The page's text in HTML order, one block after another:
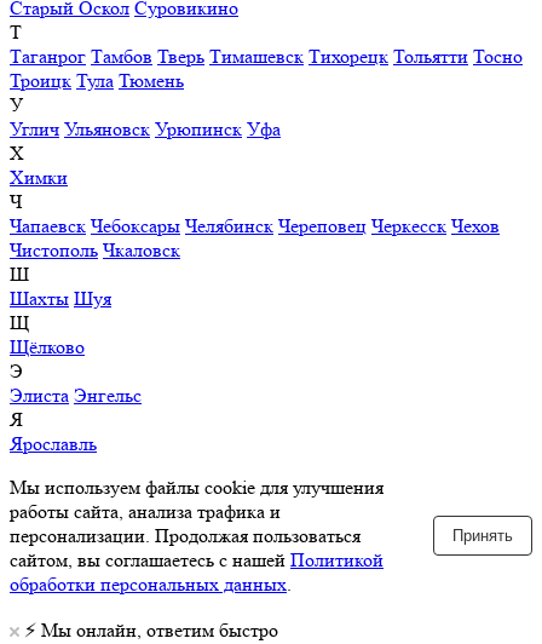
Старый Оскол Суровикино
Т
Таганрог Тамбов Тверь Тимашевск Тихорецк Тольятти Тосно
Троицк Тула Тюмень
У
Углич Ульяновск Урюпинск Уфа
Х
Химки
Ч
Чапаевск Чебоксары Челябинск Череповец Черкесск Чехов
Чистополь Чкаловск
Ш
Шахты Шуя
Щ
Щёлково
Э
Элиста Энгельс
Я
Ярославль
Мы используем файлы cookie для улучшения
работы сайта, анализа трафика и
персонализации. Продолжая пользоваться
сайтом, вы соглашаетесь с нашей Политикой
обработки персональных данных
Принять
⚡️ Мы онлайн, ответим быстро